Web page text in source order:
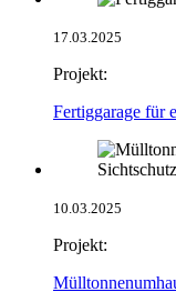
17.03.2025
Projekt:
Fertiggarage für
10.03.2025
Projekt: